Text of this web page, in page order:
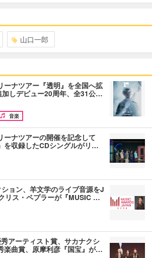
山口一郎
ーナツアー『透明』を全国へ拡
しデビュー20周年、全31公…
音楽
ーナツアーの開催を記念して
を収録したCDシングルがリ…
ョン、羊文学のライブ音源をJ
リス・ペプラーが『MUSIC …
アーティスト賞、サカナクシ
楽曲賞、原摩利彦『国宝』が…